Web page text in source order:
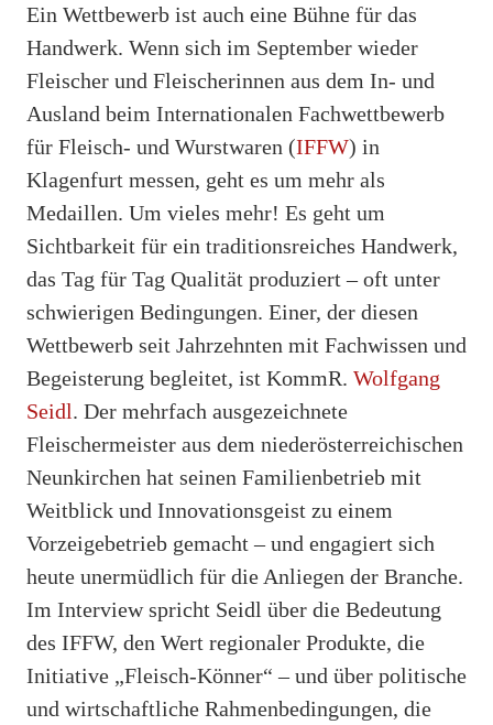
Ein Wettbewerb ist auch eine Bühne für das
Handwerk. Wenn sich im September wieder
Fleischer und Fleischerinnen aus dem In- und
Ausland beim Internationalen Fachwettbewerb
für Fleisch- und Wurstwaren (IFFW) in
Klagenfurt messen, geht es um mehr als
Medaillen. Um vieles mehr! Es geht um
Sichtbarkeit für ein traditionsreiches Handwerk,
das Tag für Tag Qualität produziert – oft unter
schwierigen Bedingungen. Einer, der diesen
Wettbewerb seit Jahrzehnten mit Fachwissen und
Begeisterung begleitet, ist KommR. Wolfgang
Seidl. Der mehrfach ausgezeichnete
Fleischermeister aus dem niederösterreichischen
Neunkirchen hat seinen Familienbetrieb mit
Weitblick und Innovationsgeist zu einem
Vorzeigebetrieb gemacht – und engagiert sich
heute unermüdlich für die Anliegen der Branche.
Im Interview spricht Seidl über die Bedeutung
des IFFW, den Wert regionaler Produkte, die
Initiative „Fleisch-Könner“ – und über politische
und wirtschaftliche Rahmenbedingungen, die